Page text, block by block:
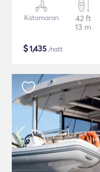
Katamaran
42 ft
13 m
$1,435 /natt